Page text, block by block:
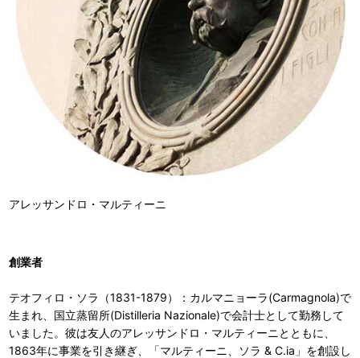
アレッサンドロ・マルティーニ
創業者
テオフィロ・ソラ（1831-1879）：カルマニョーラ(Carmagnola)で
生まれ、国立蒸留所(Distilleria Nazionale)で会計士として勤務して
いました。彼は友人のアレッサンドロ・マルティーニとともに、
1863年に事業を引き継ぎ、「マルティーニ、ソラ & C.ia」を創設し